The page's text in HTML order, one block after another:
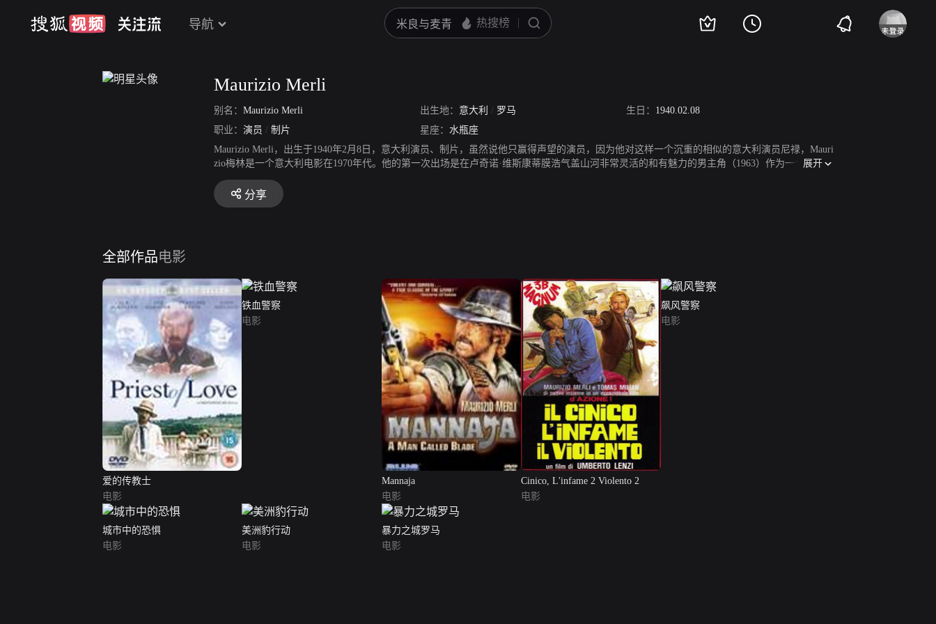
导航
Maurizio Merli
别名： Maurizio Merli 出生地： 意大利 / 罗马 生日： 1940.02.08
职业： 演员 / 制片 星座： 水瓶座
Maurizio Merli，出生于1940年2月8日，意大利演员、制片，虽然说他只赢得声望的演员，因为他对这样一个沉重的相似的意大利演员尼禄，Mauri
zio梅林是一个意大利电影在1970年代。他的第一次出场是在卢奇诺·维斯康蒂膜浩气盖山河非常灵活的和有魅力的男主角（1963）作为一个确认的
额外的。在他的晚年，虔诚的健康螺母，用力过猛自己在网球比赛中，49岁的心肌梗死死了。从此便失去了一个优秀的演员。代表作有《爱的传
教士 》、《 Roma a mano armata》、《Roma violenta》等。
展开
分享
全部作品电影
爱的传教士
电影
铁血警察
电影
Mannaja
电影
Cinico, L'infame 2 Violento 2
电影
飙风警察
电影
城市中的恐惧
电影
美洲豹行动
电影
暴力之城罗马
电影